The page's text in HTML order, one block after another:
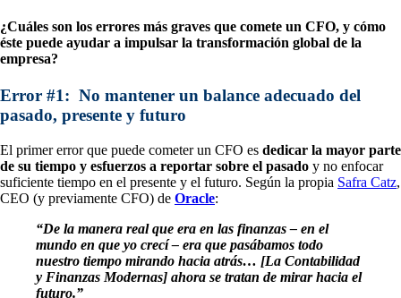
¿Cuáles son los errores más graves que comete un CFO, y cómo
éste puede ayudar a impulsar la transformación global de la
empresa?
Error #1: No mantener un balance adecuado del
pasado, presente y futuro
El primer error que puede cometer un CFO es dedicar la mayor parte
de su tiempo y esfuerzos a reportar sobre el pasado y no enfocar
suficiente tiempo en el presente y el futuro. Según la propia Safra Catz,
CEO (y previamente CFO) de Oracle:
“De la manera real que era en las finanzas – en el
mundo en que yo crecí – era que pasábamos todo
nuestro tiempo mirando hacia atrás… [La Contabilidad
y Finanzas Modernas] ahora se tratan de mirar hacia el
futuro.”